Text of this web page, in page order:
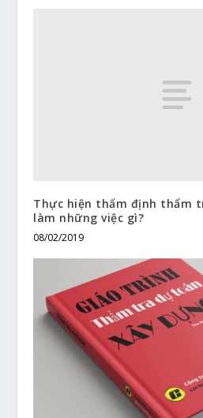
Thực hiện thẩm định thẩm
làm những việc gì?
08/02/2019